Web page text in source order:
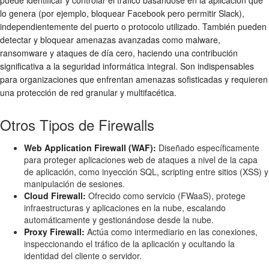
lo genera (por ejemplo, bloquear Facebook pero permitir Slack),
independientemente del puerto o protocolo utilizado. También pueden
detectar y bloquear amenazas avanzadas como malware,
ransomware y ataques de día cero, haciendo una contribución
significativa a la seguridad informática integral. Son indispensables
para organizaciones que enfrentan amenazas sofisticadas y requieren
una protección de red granular y multifacética.
Otros Tipos de Firewalls
Web Application Firewall (WAF): Diseñado específicamente
para proteger aplicaciones web de ataques a nivel de la capa
de aplicación, como inyección SQL, scripting entre sitios (XSS) y
manipulación de sesiones.
Cloud Firewall: Ofrecido como servicio (FWaaS), protege
infraestructuras y aplicaciones en la nube, escalando
automáticamente y gestionándose desde la nube.
Proxy Firewall: Actúa como intermediario en las conexiones,
inspeccionando el tráfico de la aplicación y ocultando la
identidad del cliente o servidor.